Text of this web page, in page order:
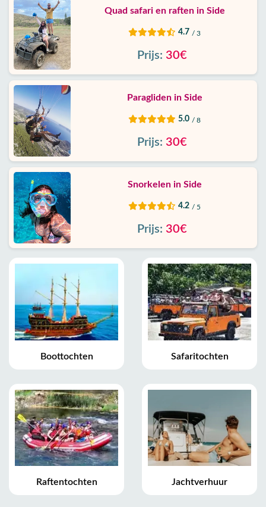
Quad safari en raften in Side
4.7 / 3
Prijs: 30€
Paragliden in Side
5.0 / 8
Prijs: 30€
Snorkelen in Side
4.2 / 5
Prijs: 30€
Boottochten Safaritochten
Raftentochten Jachtverhuur